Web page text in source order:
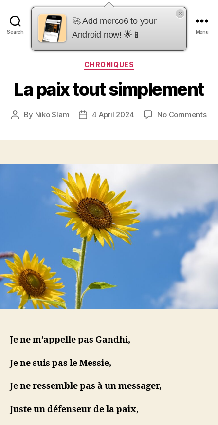
Search
merco6
Menu
Categories
CHRONIQUES
La paix tout simplement
Post
By Niko Slam
Post4 April 2024 No Commentson
Je ne m’appelle pas Gandhi,
Je ne suis pas le Messie,
Je ne ressemble pas à un messager,
Juste un défenseur de la paix,
🚀 Add merco6 to your
Android now! 🌟📱
×